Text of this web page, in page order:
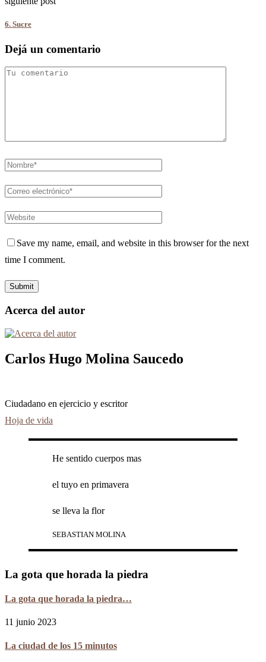
6. Sucre
Dejá un comentario
Save my name, email, and website in this browser for the next
time I comment.
Acerca del autor
Carlos Hugo Molina Saucedo
Ciudadano en ejercicio y escritor
Hoja de vida
He sentido cuerpos mas
el tuyo en primavera
se lleva la flor
SEBASTIAN MOLINA
La gota que horada la piedra
La gota que horada la piedra…
11 junio 2023
La ciudad de los 15 minutos